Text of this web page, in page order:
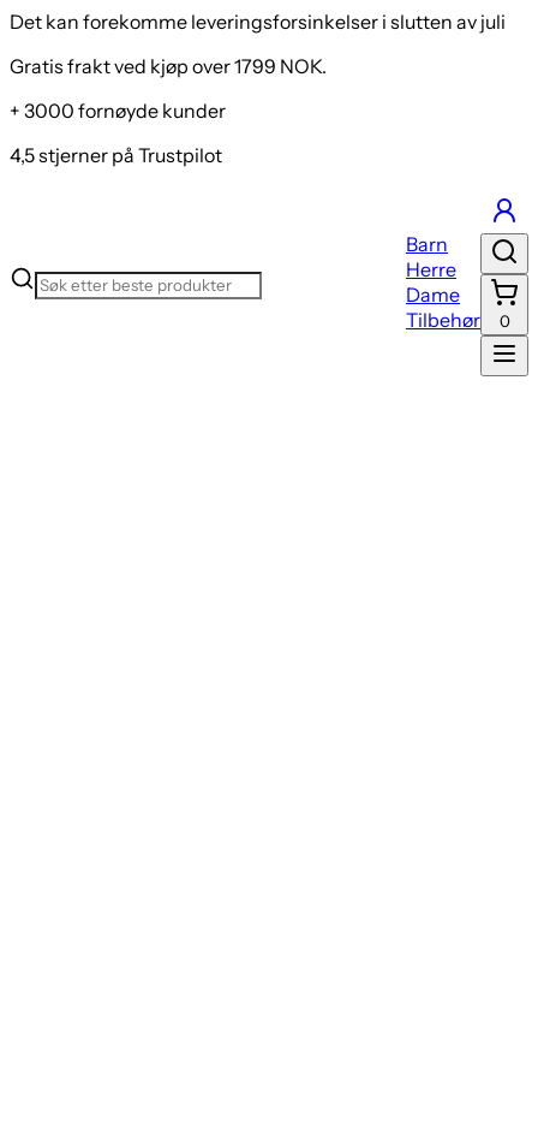
Det kan forekomme leveringsforsinkelser i slutten av juli
Gratis frakt ved kjøp over 1799 NOK.
+ 3000 fornøyde kunder
4,5 stjerner på Trustpilot
Barn
Herre
Dame
Tilbehør
0